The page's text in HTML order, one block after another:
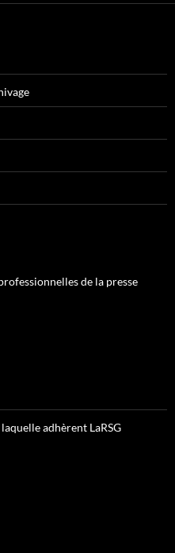
de la presse
adhèrent LaRSG